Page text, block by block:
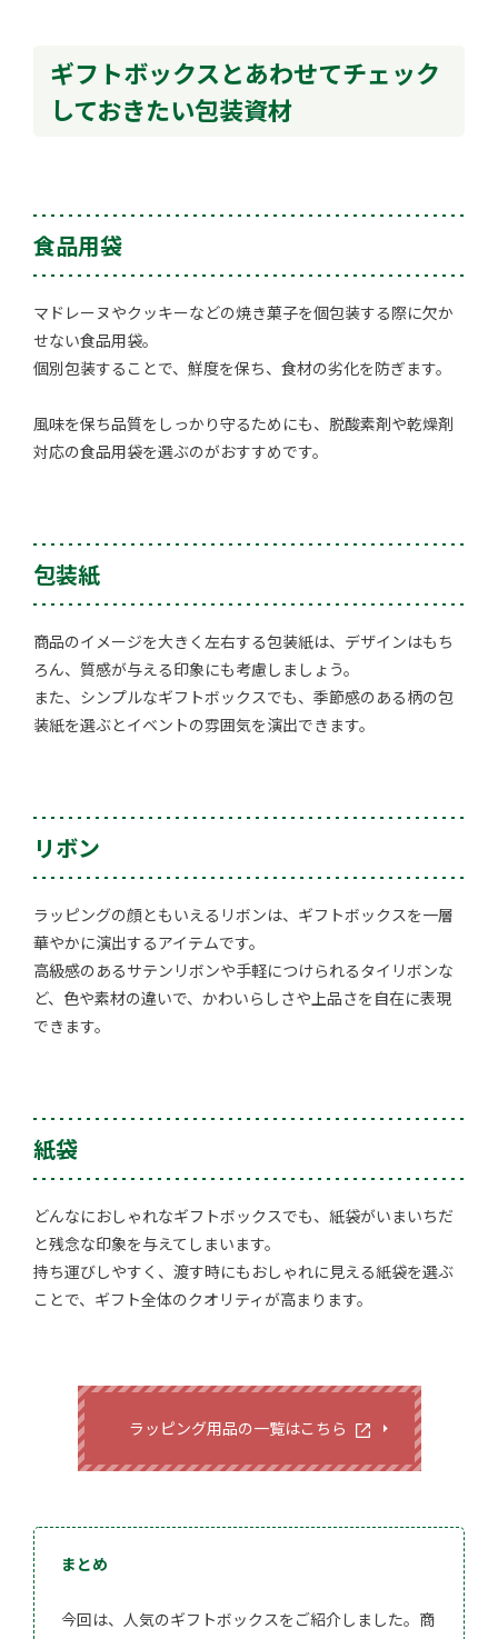
ギフトボックスとあわせてチェック
しておきたい包装資材
食品用袋
マドレーヌやクッキーなどの焼き菓子を個包装する際に欠か
せない食品用袋。
個別包装することで、鮮度を保ち、食材の劣化を防ぎます。
風味を保ち品質をしっかり守るためにも、脱酸素剤や乾燥剤
対応の食品用袋を選ぶのがおすすめです。
包装紙
商品のイメージを大きく左右する包装紙は、デザインはもち
ろん、質感が与える印象にも考慮しましょう。
また、シンプルなギフトボックスでも、季節感のある柄の包
装紙を選ぶとイベントの雰囲気を演出できます。
リボン
ラッピングの顔ともいえるリボンは、ギフトボックスを一層
華やかに演出するアイテムです。
高級感のあるサテンリボンや手軽につけられるタイリボンな
ど、色や素材の違いで、かわいらしさや上品さを自在に表現
できます。
紙袋
どんなにおしゃれなギフトボックスでも、紙袋がいまいちだ
と残念な印象を与えてしまいます。
持ち運びしやすく、渡す時にもおしゃれに見える紙袋を選ぶ
ことで、ギフト全体のクオリティが高まります。
ラッピング用品の一覧はこちら
まとめ
今回は、人気のギフトボックスをご紹介しました。商